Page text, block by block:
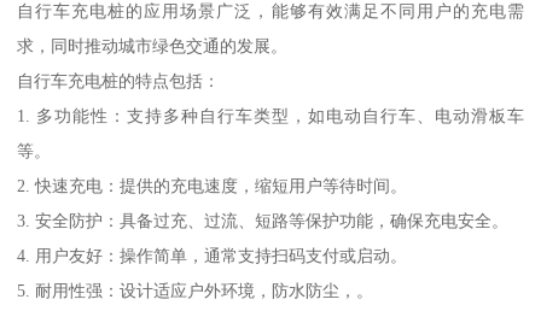
自行车充电桩的应用场景广泛，能够有效满足不同用户的充电需
求，同时推动城市绿色交通的发展。
自行车充电桩的特点包括：
1. 多功能性：支持多种自行车类型，如电动自行车、电动滑板车
等。
2. 快速充电：提供的充电速度，缩短用户等待时间。
3. 安全防护：具备过充、过流、短路等保护功能，确保充电安全。
4. 用户友好：操作简单，通常支持扫码支付或启动。
5. 耐用性强：设计适应户外环境，防水防尘，。